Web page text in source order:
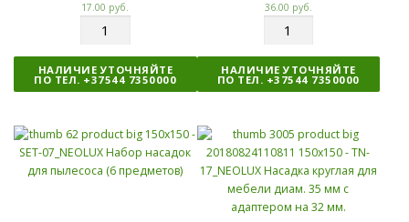
17.00 руб.
л
и
ч
с
т
в
НАЛИЧИЕ УТОЧНЯЙТЕ
ПО ТЕЛ. +37544 7350000
36.00 руб.
л
и
ч
с
т
в
о
НАЛИЧИЕ УТОЧНЯЙТЕ
ПО ТЕЛ. +37544 7350000